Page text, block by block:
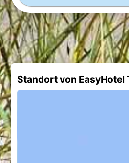
Standort von EasyHotel